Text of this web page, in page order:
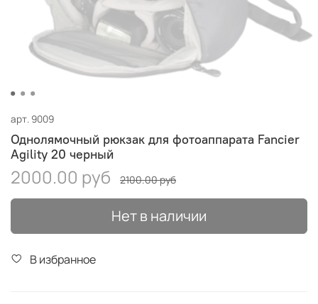
арт. 9009
Однолямочный рюкзак для фотоаппарата Fancier
Agility 20 черный
2000.00 руб 2100.00 руб
Нет в наличии
В избранное